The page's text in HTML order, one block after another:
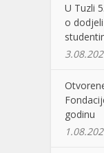
U Tuzli
o
godinu